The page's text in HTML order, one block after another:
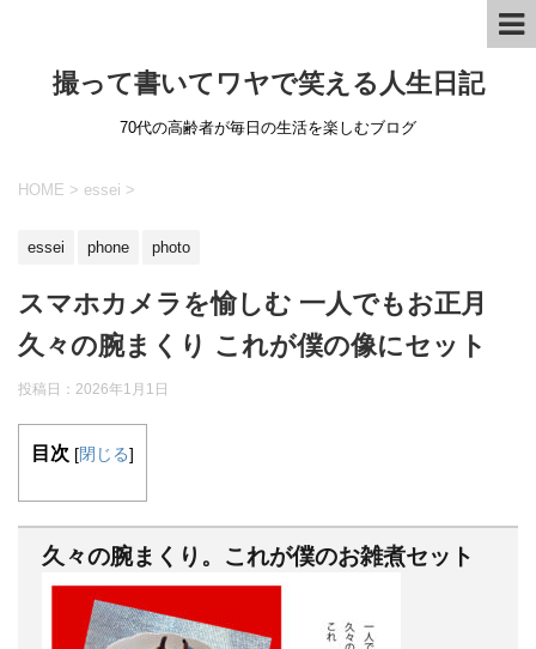
撮って書いてワヤで笑える人生日記
70代の高齢者が毎日の生活を楽しむブログ
HOME > essei >
essei phone photo
スマホカメラを愉しむ 一人でもお正月
久々の腕まくり これが僕の像にセット
投稿日： 2026年1月1日
目次 [閉じる]
久々の腕まくり。これが僕のお雑煮セット